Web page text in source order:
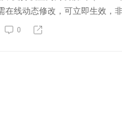
在线动态修改，可立即生效，
0